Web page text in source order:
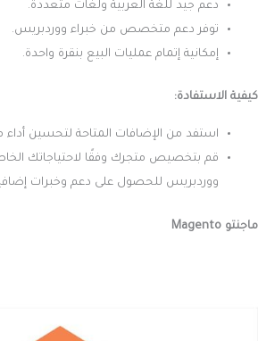
دعم جيد للغة العربية ولغات متعددة.
توفر دعم متخصص من خبراء ووردبريس.
إمكانية إتمام عمليات البيع بنقرة واحدة.
كيفية الاستفادة:
استفد من الإضافات المتاحة لتحسين أداء
قم بتخصيص متجرك وفقًا لاحتياجاتك
ووردبريس للحصول على دعم وخبرات
ماجنتو Magento